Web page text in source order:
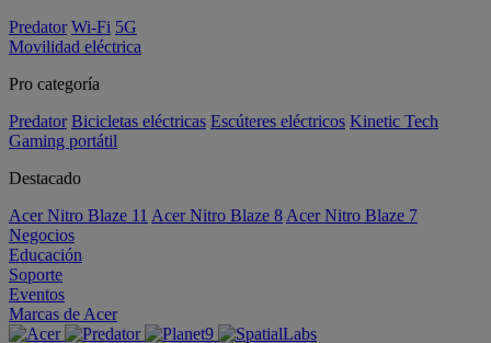
Predator Wi-Fi 5G
Movilidad eléctrica
Pro categoría
Predator Bicicletas eléctricas Escúteres eléctricos Kinetic Tech
Gaming portátil
Destacado
Acer Nitro Blaze 11 Acer Nitro Blaze 8 Acer Nitro Blaze 7
Negocios
Educación
Soporte
Eventos
Marcas de Acer